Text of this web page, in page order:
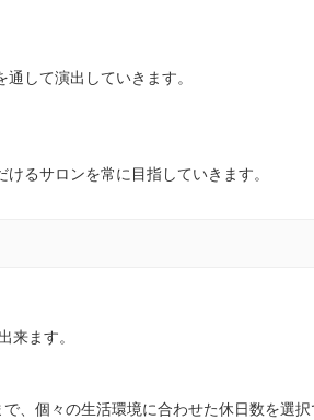
して演出していきます。
るサロンを常に目指していきます。
ます。
、個々の生活環境に合わせた休日数を選